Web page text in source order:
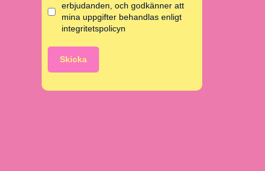
erbjudanden, och godkänner att
mina uppgifter behandlas enligt
integritetspolicyn
Skicka